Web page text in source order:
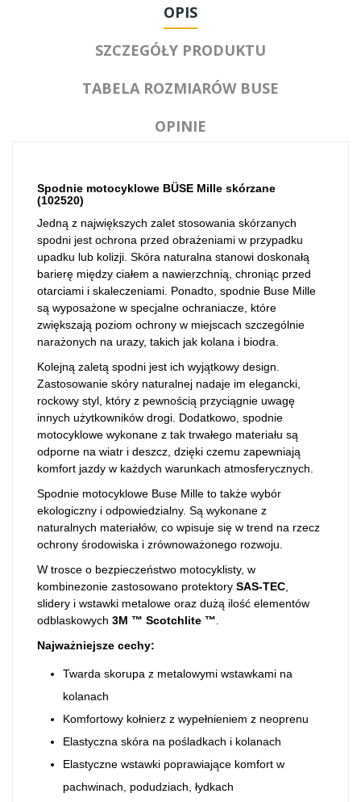
OPIS
SZCZEGÓŁY PRODUKTU
TABELA ROZMIARÓW BUSE
OPINIE
Spodnie motocyklowe BÜSE Mille skórzane
(102520)
Jedną z największych zalet stosowania skórzanych
spodni jest ochrona przed obrażeniami w przypadku
upadku lub kolizji. Skóra naturalna stanowi doskonałą
barierę między ciałem a nawierzchnią, chroniąc przed
otarciami i skaleczeniami. Ponadto, spodnie Buse Mille
są wyposażone w specjalne ochraniacze, które
zwiększają poziom ochrony w miejscach szczególnie
narażonych na urazy, takich jak kolana i biodra.
Kolejną zaletą spodni jest ich wyjątkowy design.
Zastosowanie skóry naturalnej nadaje im elegancki,
rockowy styl, który z pewnością przyciągnie uwagę
innych użytkowników drogi. Dodatkowo, spodnie
motocyklowe wykonane z tak trwałego materiału są
odporne na wiatr i deszcz, dzięki czemu zapewniają
komfort jazdy w każdych warunkach atmosferycznych.
Spodnie motocyklowe Buse Mille to także wybór
ekologiczny i odpowiedzialny. Są wykonane z
naturalnych materiałów, co wpisuje się w trend na rzecz
ochrony środowiska i zrównoważonego rozwoju.
W trosce o bezpieczeństwo motocyklisty, w
kombinezonie zastosowano protektory SAS-TEC
slidery i wstawki metalowe oraz dużą ilość elementów
odblaskowych 3M ™ Scotchlite ™
Najważniejsze cechy:
Twarda skorupa z metalowymi wstawkami na
kolanach
Komfortowy kołnierz z wypełnieniem z neoprenu
Elastyczna skóra na pośladkach i kolanach
Elastyczne wstawki poprawiające komfort w
pachwinach, podudziach, łydkach